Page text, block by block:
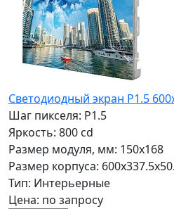
Светодиодный экран P1.5
Шаг пикселя: P1.5
Яркость: 800 cd
Размер модуля, мм: 150x168
Размер корпуса:
Тип: Интерьерные
Цена: по запросу